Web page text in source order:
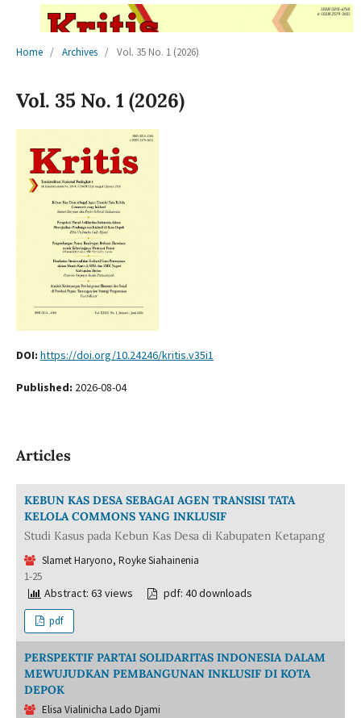
Home / Archives / Vol. 35 No. 1 (2026)
Vol. 35 No. 1 (2026)
DOI: https://doi.org/10.24246/kritis.v35i1
Published: 2026-08-04
Articles
KEBUN KAS DESA SEBAGAI AGEN TRANSISI TATA
KELOLA COMMONS YANG INKLUSIF
Studi Kasus pada Kebun Kas Desa di Kabupaten Ketapang
Slamet Haryono, Royke Siahainenia
1-25
Abstract: 63 views pdf: 40 downloads
pdf
PERSPEKTIF PARTAI SOLIDARITAS INDONESIA DALAM
MEWUJUDKAN PEMBANGUNAN INKLUSIF DI KOTA
DEPOK
Elisa Vialinicha Lado Djami